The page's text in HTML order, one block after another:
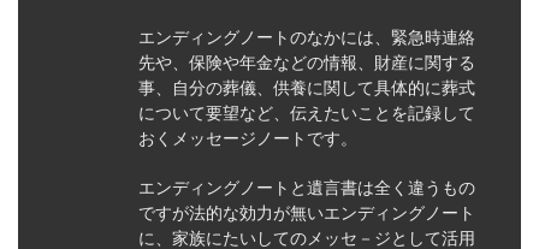
エンディングノートのなかには、緊急時連絡
先や、保険や年金などの情報、財産に関する
事、自分の葬儀、供養に関して具体的に葬式
について要望など、伝えたいことを記録して
おくメッセージノートです。
エンディングノートと遺言書は全く違うもの
ですが法的な効力が無いエンディングノート
に、家族にたいしてのメッセ－ジとして活用